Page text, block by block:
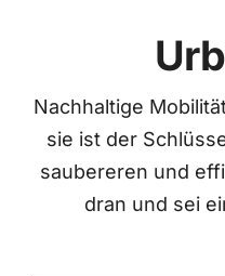
Nachhaltige
sie ist der
saubereren und
dran und sei